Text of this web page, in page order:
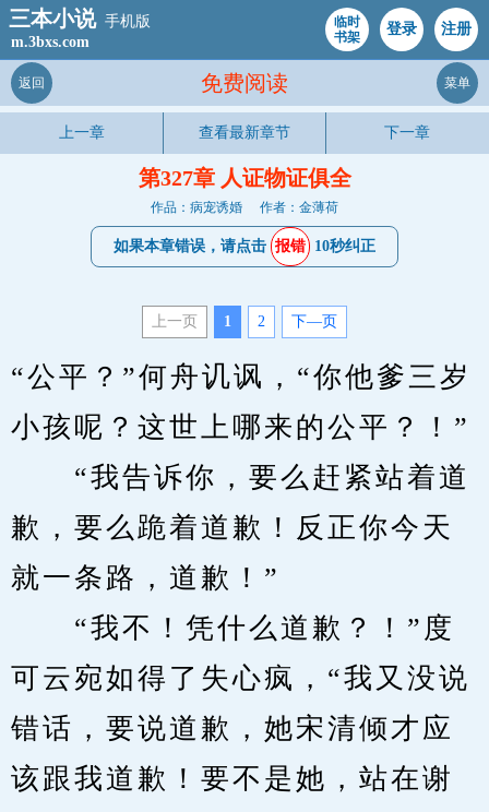
三本小说 手机版
m.3bxs.com
临时
书架
登录 注册
免费阅读
返回 菜单
上一章 查看最新章节 下一章
第327章 人证物证俱全
作品：病宠诱婚 作者：金薄荷
如果本章错误，请点击 报错 10秒纠正
上一页 1 2 下—页
“公平？”何舟讥讽，“你他爹三岁
小孩呢？这世上哪来的公平？！”
“我告诉你，要么赶紧站着道
歉，要么跪着道歉！反正你今天
就一条路，道歉！”
“我不！凭什么道歉？！”度
可云宛如得了失心疯，“我又没说
错话，要说道歉，她宋清倾才应
该跟我道歉！要不是她，站在谢